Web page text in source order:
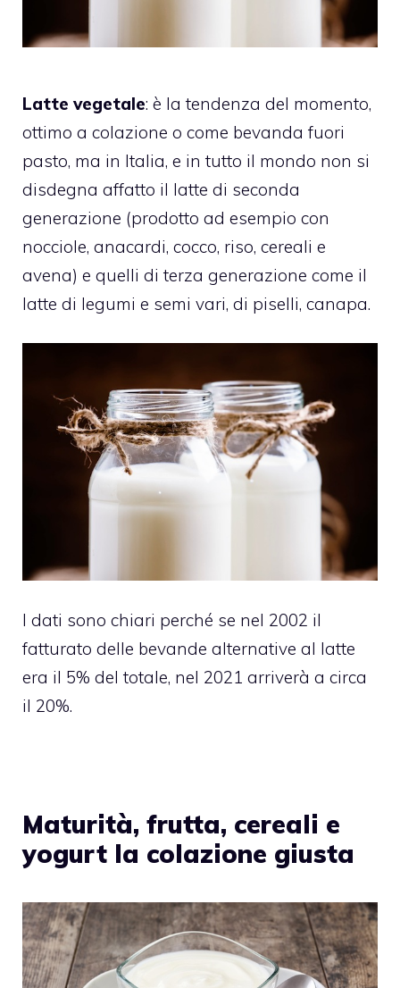
Latte vegetale: è la tendenza del momento,
ottimo a colazione o come bevanda fuori
pasto, ma in Italia, e in tutto il mondo non si
disdegna affatto il latte di seconda
generazione (prodotto ad esempio con
nocciole, anacardi, cocco, riso, cereali e
avena) e quelli di terza generazione come il
latte di legumi e semi vari, di piselli, canapa.
I dati sono chiari perché se nel 2002 il
fatturato delle bevande alternative al latte
era il 5% del totale, nel 2021 arriverà a circa
il 20%.
Maturità, frutta, cereali e
yogurt la colazione giusta